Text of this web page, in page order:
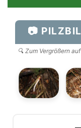
📷
🔍 Zum Vergrößern